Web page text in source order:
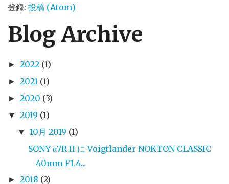
登録: 投稿 (Atom)
Blog Archive
► 2022 (1)
► 2021 (1)
► 2020 (3)
▼ 2019 (1)
▼ 10月 2019 (1)
SONY α7R II に Voigtlander NOKTON CLASSIC
40mm F1.4...
► 2018 (2)